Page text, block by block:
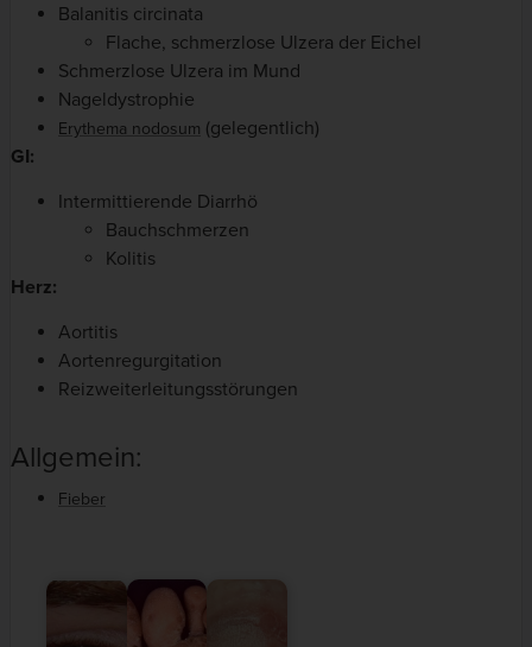
Balanitis circinata
Flache, schmerzlose Ulzera der Eichel
Schmerzlose Ulzera im Mund
Nageldystrophie
Erythema nodosum (gelegentlich)
GI:
Intermittierende Diarrhö
Bauchschmerzen
Kolitis
Herz:
Aortitis
Aortenregurgitation
Reizweiterleitungsstörungen
Allgemein:
Fieber